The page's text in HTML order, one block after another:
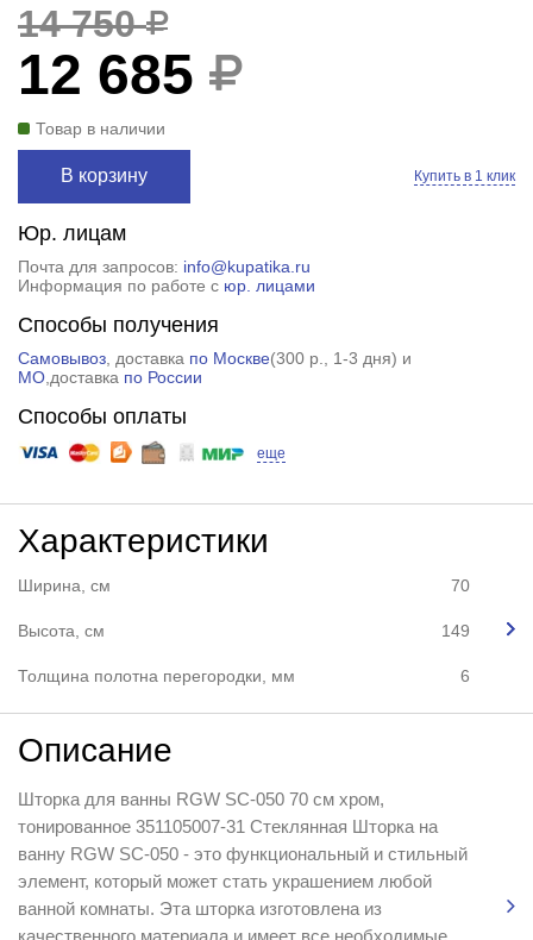
14 750
12 685
Товар в наличии
В корзину Купить в 1 клик
Юр. лицам
Почта для запросов: info@kupatika.ru
Информация по работе с юр. лицами
Способы получения
Самовывоз, доставка по Москве(300 р.
, 1-3 дня) и
МО,доставка по России
Способы оплаты
еще
Характеристики
Ширина, см 70
Высота, см 149
Толщина полотна перегородки, мм 6
Описание
Шторка для ванны RGW SC-050 70 см хром,
тонированное 351105007-31 Стеклянная Шторка на
ванну RGW SC-050 - это функциональный и стильный
элемент, который может стать украшением любой
ванной комнаты. Эта шторка изготовлена из
качественного материала и имеет все необходимые